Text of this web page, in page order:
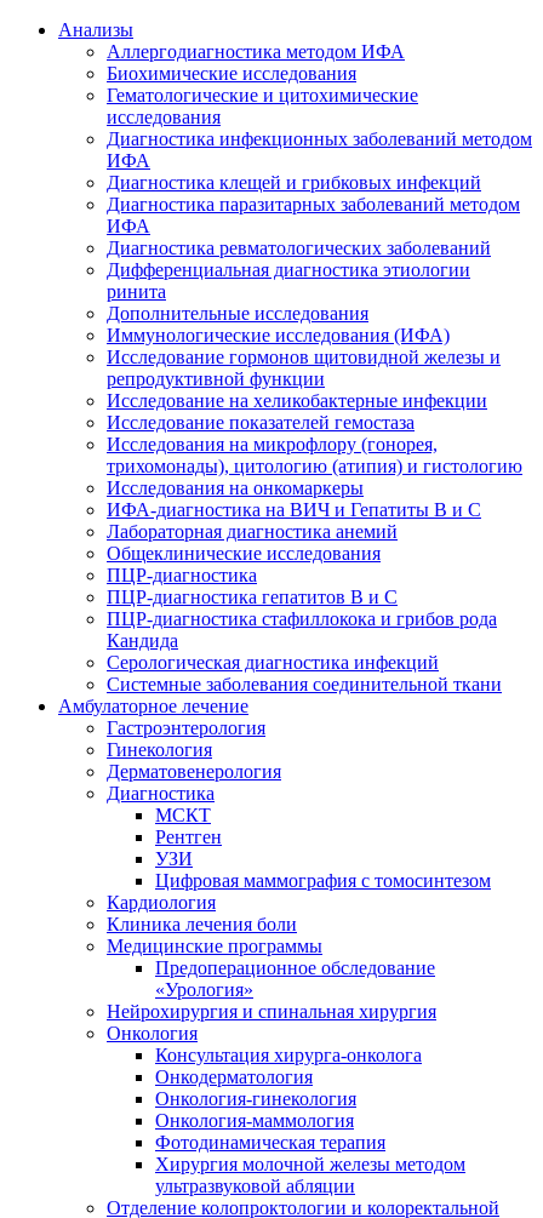
Анализы
Аллергодиагностика методом ИФА
Биохимические исследования
Гематологические и цитохимические
исследования
Диагностика инфекционных заболеваний методом
ИФА
Диагностика клещей и грибковых инфекций
Диагностика паразитарных заболеваний методом
ИФА
Диагностика ревматологических заболеваний
Дифференциальная диагностика этиологии
ринита
Дополнительные исследования
Иммунологические исследования (ИФА)
Исследование гормонов щитовидной железы и
репродуктивной функции
Исследование на хеликобактерные инфекции
Исследование показателей гемостаза
Исследования на микрофлору (гонорея,
трихомонады), цитологию (атипия) и гистологию
Исследования на онкомаркеры
ИФА-диагностика на ВИЧ и Гепатиты B и C
Лабораторная диагностика анемий
Общеклинические исследования
ПЦР-диагностика
ПЦР-диагностика гепатитов B и C
ПЦР-диагностика стафиллокока и грибов рода
Кандида
Серологическая диагностика инфекций
Системные заболевания соединительной ткани
Амбулаторное лечение
Гастроэнтерология
Гинекология
Дерматовенерология
Диагностика
МСКТ
Рентген
УЗИ
Цифровая маммография с томосинтезом
Кардиология
Клиника лечения боли
Медицинские программы
Предоперационное обследование
«Урология»
Нейрохирургия и спинальная хирургия
Онкология
Консультация хирурга-онколога
Онкодерматология
Онкология-гинекология
Онкология-маммология
Фотодинамическая терапия
Хирургия молочной железы методом
ультразвуковой абляции
Отделение колопроктологии и колоректальной